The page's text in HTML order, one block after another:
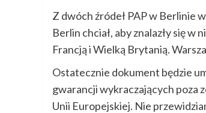
Z dwóch źródeł PAP w Berlinie
Berlin chciał, aby znalazły się
Francją i Wielką Brytanią.
Ostatecznie dokument będzie
gwarancji wykraczających poza
Unii Europejskiej. Nie